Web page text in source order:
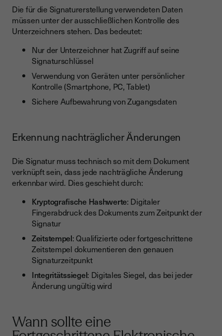
Die für die Signaturerstellung verwendeten Daten
müssen unter der ausschließlichen Kontrolle des
Unterzeichners stehen. Das bedeutet:
Nur der Unterzeichner hat Zugriff auf seine
Signaturschlüssel
Verwendung von Geräten unter persönlicher
Kontrolle (Smartphone, PC, Tablet)
Sichere Aufbewahrung von Zugangsdaten
Erkennung nachträglicher Änderungen
Die Signatur muss technisch so mit dem Dokument
verknüpft sein, dass jede nachträgliche Änderung
erkennbar wird. Dies geschieht durch:
Kryptografische Hashwerte: Digitaler
Fingerabdruck des Dokuments zum Zeitpunkt der
Signatur
Zeitstempel: Qualifizierte oder fortgeschrittene
Zeitstempel dokumentieren den genauen
Signaturzeitpunkt
Integritätssiegel: Digitales Siegel, das bei jeder
Änderung ungültig wird
Wann sollte eine